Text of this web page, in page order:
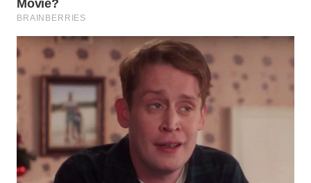
WN
MALUT
WN
DAIRI
WN